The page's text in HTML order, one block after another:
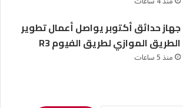
جهاز حدائق أكتوبر يواصل أعمال تطوير
الطريق الموازي لطريق الفيوم R3
منذ 5 ساعات